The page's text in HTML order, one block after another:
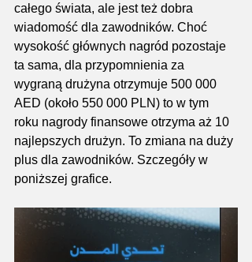
całego świata, ale jest też dobra
wiadomość dla zawodników. Choć
wysokość głównych nagród pozostaje
ta sama, dla przypomnienia za
wygraną drużyna otrzymuje 500 000
AED (około 550 000 PLN) to w tym
roku nagrody finansowe otrzyma aż 10
najlepszych drużyn. To zmiana na duży
plus dla zawodników. Szczegóły w
poniższej grafice.